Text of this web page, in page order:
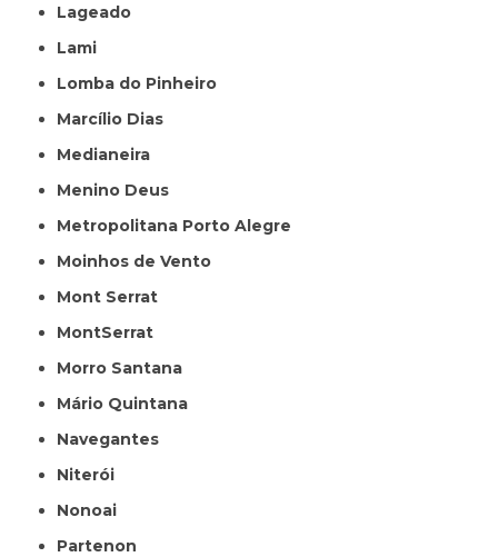
Lageado
Lami
Lomba do Pinheiro
Marcílio Dias
Medianeira
Menino Deus
Metropolitana Porto Alegre
Moinhos de Vento
Mont Serrat
MontSerrat
Morro Santana
Mário Quintana
Navegantes
Niterói
Nonoai
Partenon